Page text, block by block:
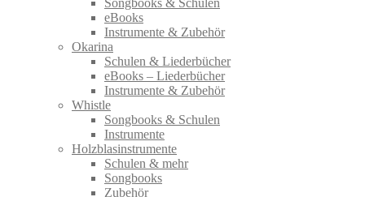
Songbooks & Schulen
eBooks
Instrumente & Zubehör
Okarina
Schulen & Liederbücher
eBooks – Liederbücher
Instrumente & Zubehör
Whistle
Songbooks & Schulen
Instrumente
Holzblasinstrumente
Schulen & mehr
Songbooks
Zubehör